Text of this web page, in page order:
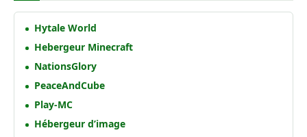
Hytale World
Hebergeur Minecraft
NationsGlory
PeaceAndCube
Play-MC
Hébergeur d’image